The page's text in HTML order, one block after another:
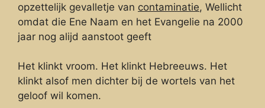
opzettelijk gevalletje van contaminatie, Wellicht
omdat die Ene Naam en het Evangelie na 2000
jaar nog alijd aanstoot geeft
Het klinkt vroom. Het klinkt Hebreeuws. Het
klinkt alsof men dichter bij de wortels van het
geloof wil komen.